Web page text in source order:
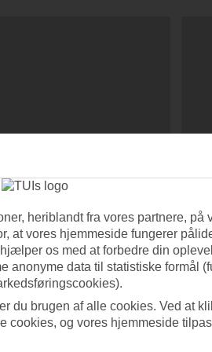
Hamburg
944 Anmeldelser
- lør. 8. aug. 2026
i
4
heriblandt fra vores partnere, på
at vores hjemmeside fungerer
os med at forbedre din
anonyme data til statistiske formål
du brugen af alle cookies. Ved at
cookies, og vores hjemmeside